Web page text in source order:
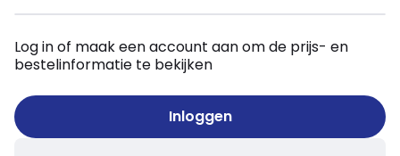
Log in of maak een account aan om de prijs- en
bestelinformatie te bekijken
Inloggen